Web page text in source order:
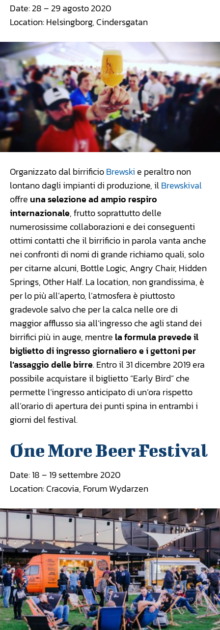
Date: 28 – 29 agosto 2020
Location: Helsingborg, Cindersgatan
Organizzato dal birrificioBrewski e peraltro non
lontano dagli impianti di produzione, ilBrewskival
offre una selezione ad ampio respiro
internazionale, frutto soprattutto delle
numerosissime collaborazioni e dei conseguenti
ottimi contatti che il birrificio in parola vanta anche
nei confronti di nomi di grande richiamo quali, solo
per citarne alcuni, Bottle Logic, Angry Chair, Hidden
Springs, Other Half. La location, non grandissima, è
per lo più all’aperto, l’atmosfera è piuttosto
gradevole salvo che per la calca nelle ore di
maggior afflusso sia all’ingresso che agli stand dei
birrifici più in auge, mentre la formula prevede il
biglietto di ingresso giornaliero e i gettoni per
l’assaggio delle birre. Entro il 31 dicembre 2019 era
possibile acquistare il biglietto “Early Bird” che
permette l’ingresso anticipato di un’ora rispetto
all’orario di apertura dei punti spina in entrambi i
giorni del festival.
One More Beer Festival
Date: 18 – 19 settembre 2020
Location: Cracovia, Forum Wydarzen